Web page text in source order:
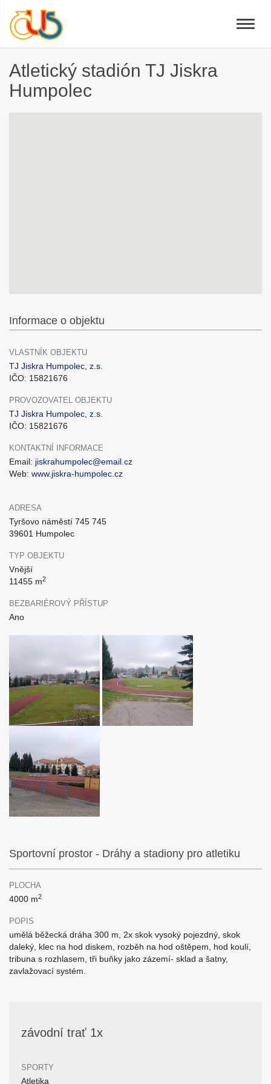
Toggle
Atletický stadión TJ Jiskra
Humpolec
Informace o objektu
VLASTNÍK OBJEKTU
TJ Jiskra Humpolec, z.s.
IČO: 15821676
PROVOZOVATEL OBJEKTU
TJ Jiskra Humpolec, z.s.
IČO: 15821676
KONTAKTNÍ INFORMACE
Email: jiskrahumpolec@email.cz
Web: www.jiskra-humpolec.cz
ADRESA
Tyršovo náměstí 745 745
39601 Humpolec
TYP OBJEKTU
Vnější
11455 m2
BEZBARIÉROVÝ PŘÍSTUP
Ano
Sportovní prostor - Dráhy a stadiony pro atletiku
PLOCHA
4000 m2
POPIS
umělá běžecká dráha 300 m, 2x skok vysoký pojezdný, skok
daleký, klec na hod diskem, rozběh na hod oštěpem, hod koulí,
tribuna s rozhlasem, tři buňky jako zázemí- sklad a šatny,
zavlažovací systém.
závodní trať 1x
SPORTY
Atletika